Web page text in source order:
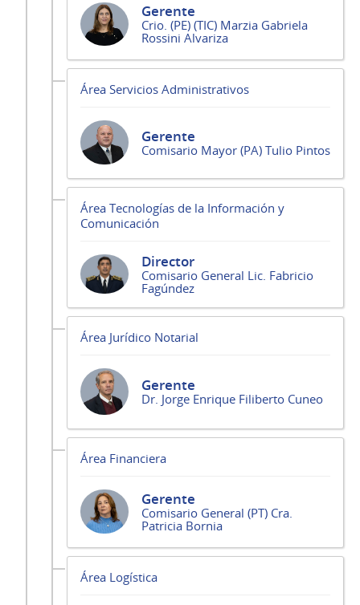
Gerente
Crio. (PE) (TIC) Marzia Gabriela
Rossini Alvariza
Área Servicios Administrativos
Gerente
Comisario Mayor (PA) Tulio Pintos
Área Tecnologías de la Información y
Comunicación
Director
Comisario General Lic. Fabricio
Fagúndez
Área Jurídico Notarial
Gerente
Dr. Jorge Enrique Filiberto Cuneo
Área Financiera
Gerente
Comisario General (PT) Cra.
Patricia Bornia
Área Logística